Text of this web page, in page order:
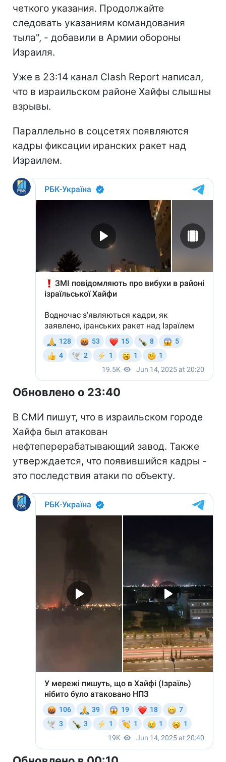
четкого указания. Продолжайте
следовать указаниям командования
тыла", - добавили в Армии обороны
Израиля.
Уже в 23:14 канал Clash Report написал,
что в израильском районе Хайфы слышны
взрывы.
Параллельно в соцсетях появляются
кадры фиксации иранских ракет над
Израилем.
Обновлено о 23:40
В СМИ пишут, что в израильском городе
Хайфа был атакован
нефтеперерабатывающий завод. Также
утверждается, что появившийся кадры -
это последствия атаки по объекту.